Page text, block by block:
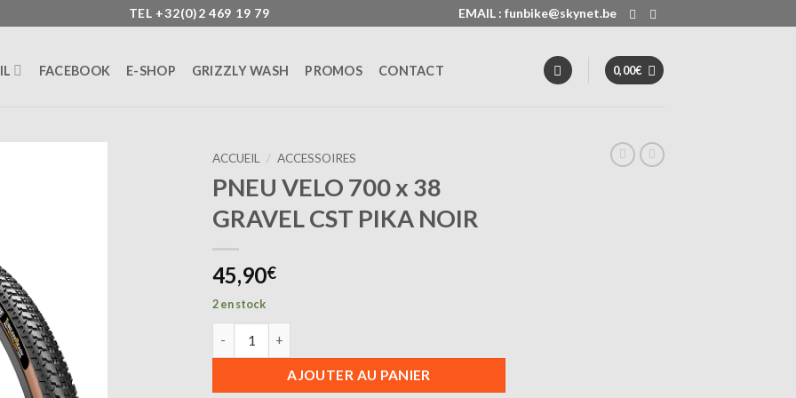
TEL +32(0)2 469 19 79 EMAIL : funbike@skynet.be
FACEBOOK E-SHOP GRIZZLY WASH PROMOS CONTACT 0,00€
ACCUEIL / ACCESSOIRES
PNEU VELO 700 x 38
GRAVEL CST PIKA NOIR
45,90€
2 en stock
AJOUTER AU PANIER